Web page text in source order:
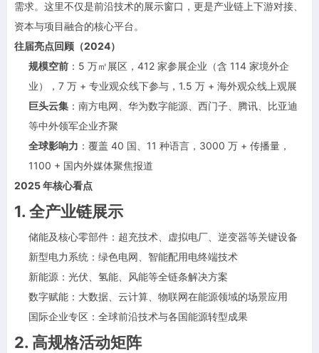
需求。这里不仅是前沿技术的展示窗口，更是产业链上下游对接、
资本与项目融合的核心平台。
往届亮点回顾（2024）
规模空前 ：5 万㎡展区，412 家参展企业（含 114 家境外企
业），7 万 + 专业观众线下参与，1.5 万 + 海外观众线上观展
巨头云集 ：南方电网、华为数字能源、西门子、腾讯、比亚迪
等中外领军企业齐聚
全球影响力 ：覆盖 40 国、11 种语言，3000 万 + 传播量，
1100 + 国内外媒体聚焦报道
2025 年核心看点
1. 全产业链展示
储能及核心零部件：超充技术、虚拟电厂、逆变器等关键设备
新型电力系统：绿色电网、智能配用电终端技术
新能源：光伏、氢能、风能等全链条解决方案
数字赋能：大数据、云计算、物联网在能源领域的场景应用
国际企业专区：全球前沿技术与各国能源转型成果
2. 高规格活动矩阵